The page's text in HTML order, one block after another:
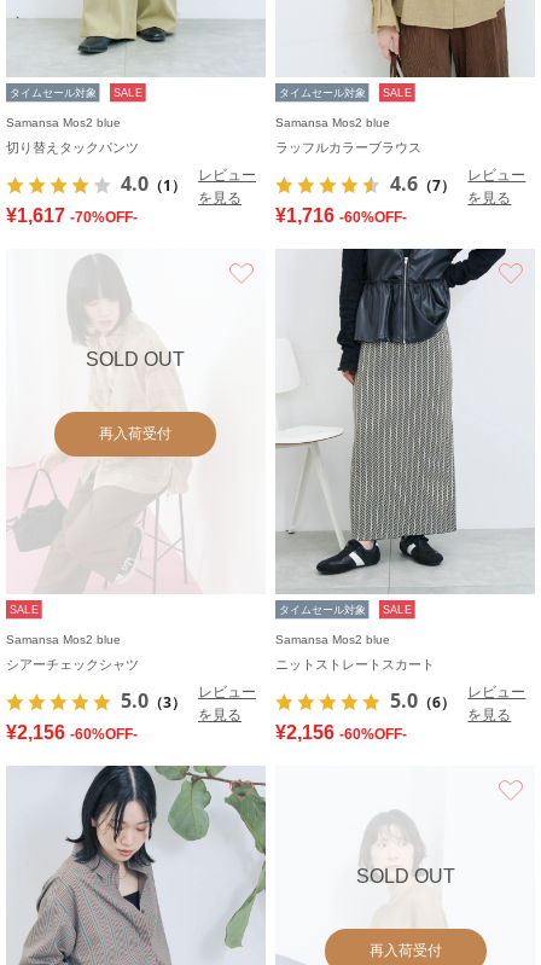
タイムセール対象 SALE
Samansa Mos2 blue
切り替えタックパンツ
4.0 （1）
レビュー
を見る
¥1,617 -70%OFF-
タイムセール対象 SALE
Samansa Mos2 blue
ラッフルカラーブラウス
4.6 （7）
レビュー
を見る
¥1,716 -60%OFF-
SOLD OUT
再入荷受付
SALE
Samansa Mos2 blue
シアーチェックシャツ
5.0 （3）
レビュー
を見る
¥2,156 -60%OFF-
タイムセール対象 SALE
Samansa Mos2 blue
ニットストレートスカート
5.0 （6）
レビュー
を見る
¥2,156 -60%OFF-
SOLD OUT
再入荷受付